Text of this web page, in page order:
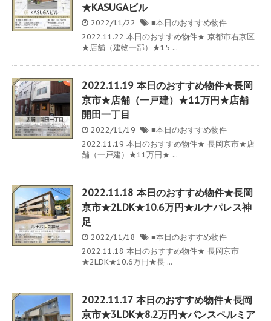
★KASUGAビル
2022/11/22
■本日のおすすめ物件
2022.11.22 本日のおすすめ物件★ 京都市右京区
★店舗（建物一部）★15 ...
2022.11.19 本日のおすすめ物件★長岡
京市★店舗（一戸建）★11万円★店舗
開田一丁目
2022/11/19
■本日のおすすめ物件
2022.11.19 本日のおすすめ物件★ 長岡京市★店
舗（一戸建）★11万円★ ...
2022.11.18 本日のおすすめ物件★長岡
京市★2LDK★10.6万円★ルナパレス神
足
2022/11/18
■本日のおすすめ物件
2022.11.18 本日のおすすめ物件★ 長岡京市
★2LDK★10.6万円★長 ...
2022.11.17 本日のおすすめ物件★長岡
京市★3LDK★8.2万円★パンスペルミア